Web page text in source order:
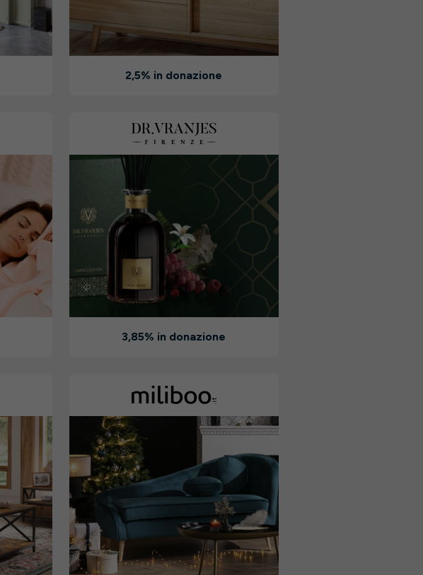
2,5% in donazione
3,85% in donazione